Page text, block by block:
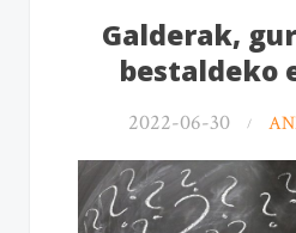
Galderak,
bestaldeko
2022-06-30